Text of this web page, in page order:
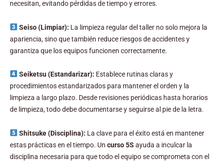
necesitan, evitando pérdidas de tiempo y errores.
Seiso (Limpiar): La limpieza regular del taller no solo mejora la
apariencia, sino que también reduce riesgos de accidentes y
garantiza que los equipos funcionen correctamente.
Seiketsu (Estandarizar): Establece rutinas claras y
procedimientos estandarizados para mantener el orden y la
limpieza a largo plazo. Desde revisiones periódicas hasta horarios
de limpieza, todo debe documentarse y seguirse al pie de la letra.
Shitsuke (Disciplina): La clave para el éxito está en mantener
estas prácticas en el tiempo. Un curso 5S ayuda a inculcar la
disciplina necesaria para que todo el equipo se comprometa con el